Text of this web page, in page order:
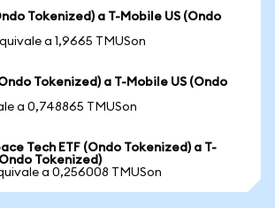
Tokenized) a T-Mobile US (Ondo
a 1,9665 TMUSon
Tokenized) a T-Mobile US (Ondo
a 0,748865 TMUSon
Tech ETF (Ondo Tokenized) a T-
Tokenized)
a 0,256008 TMUSon